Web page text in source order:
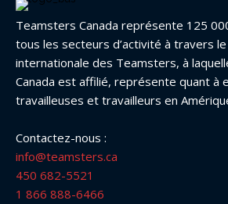
Teamsters Canada représente 125
tous les secteurs d’activité à travers
internationale des Teamsters, à
Canada est affilié, représente quant à
travailleuses et travailleurs en
Contactez-nous :
info@teamsters.ca
450 682-5521
1 866 888-6466